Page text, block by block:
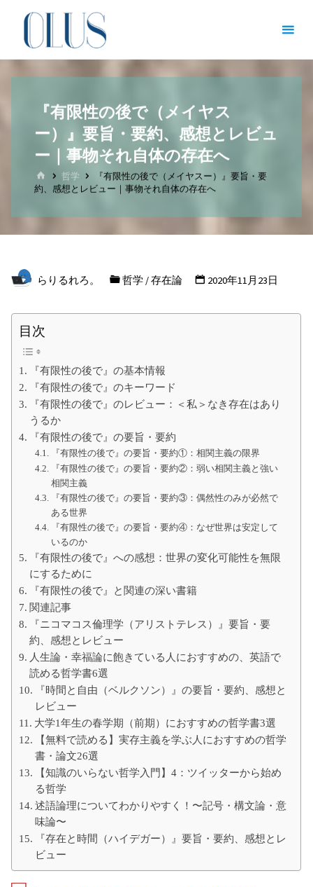
ン図
書館
（哲
学・
文
学・
文化
人類
学）
志
て
の
た
に
『有限性の後で（メイヤス
ー）』要旨・要約、感想とレビュ
ー｜事物それ自体の存在へ
ホ
ー
哲学
『有限性の後で（メイヤスー）』要旨・要
約、感想とレビュー｜事物それ自体の存在へ
らりるれろ。 哲学 /存在論 2020年11月23日
目次
『有限性の後で』の基本情報
『有限性の後で』のキーワード
『有限性の後で』のレビュー：＜私＞なき存在はあり
うるか
『有限性の後で』の要旨・要約
『有限性の後で』の要旨・要約①：相関主義の限界
『有限性の後で』の要旨・要約②：弱い相関主義と強い
相関主義
『有限性の後で』の要旨・要約③：偶然性のみが必然で
ある世界
『有限性の後で』の要旨・要約④：なぜ世界は安定して
いるのか
『有限性の後で』への感想：世界の変化可能性を無限
にするために
『有限性の後で』と関連の深い書籍
関連記事
『ニコマコス倫理学（アリストテレス）』要旨・要
約、感想とレビュー
人生論・幸福論に飽きている人におすすめの、英語で
読める哲学書6選
『時間と自由（ベルクソン）』の要旨・要約、感想と
レビュー
大学1年生の春学期（前期）におすすめの哲学書3選
【無料で読める】実存主義を学ぶ人におすすめの哲学
書・論文26選
【知識のいらない哲学入門】4：ツイッターから始め
る哲学
述語論理についてわかりやすく！〜記号・構文論・意
味論〜
『存在と時間（ハイデガー）』要旨・要約、感想とレ
ビュー